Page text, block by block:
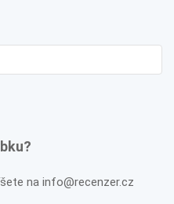
na info@recenzer.cz